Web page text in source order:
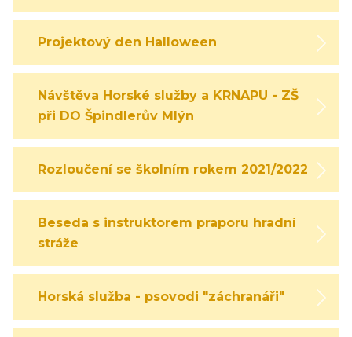
Projektový den Halloween
Návštěva Horské služby a KRNAPU - ZŠ
při DO Špindlerův Mlýn
Rozloučení se školním rokem 2021/2022
Beseda s instruktorem praporu hradní
stráže
Horská služba - psovodi "záchranáři"